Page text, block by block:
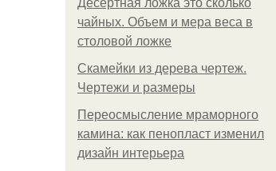
Десертная ложка это сколько
чайных. Объем и мера веса в
столовой ложке
Скамейки из дерева чертеж.
Чертежи и размеры
Переосмысление мраморного
камина: как пенопласт изменил
дизайн интерьера